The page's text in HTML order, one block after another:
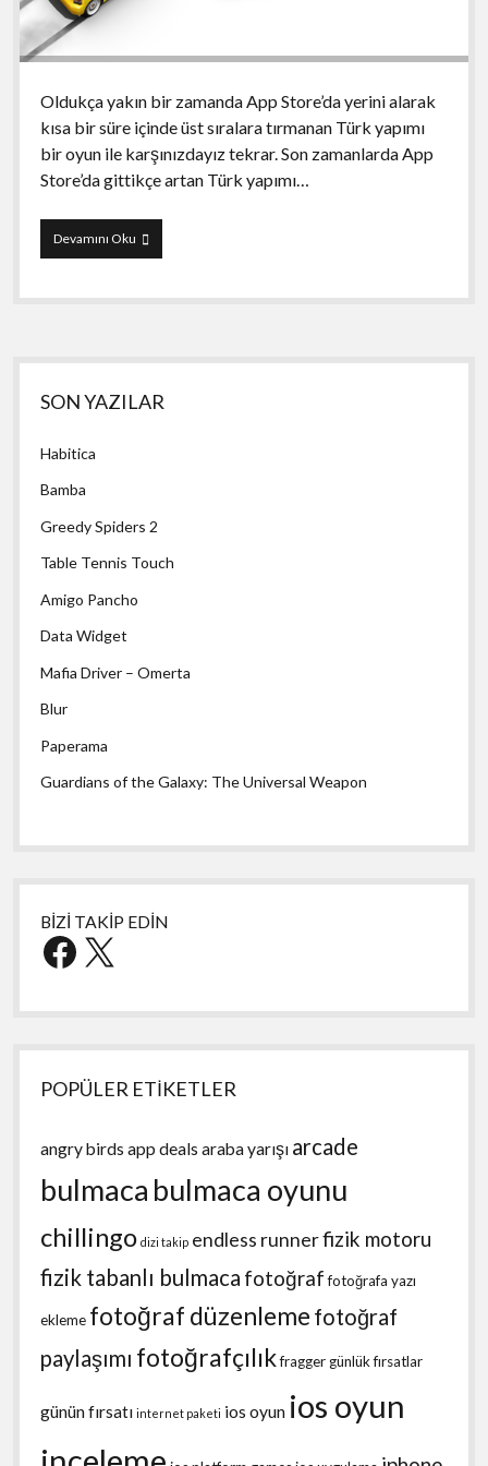
Oldukça yakın bir zamanda App Store’da yerini alarak
kısa bir süre içinde üst sıralara tırmanan Türk yapımı
bir oyun ile karşınızdayız tekrar. Son zamanlarda App
Store’da gittikçe artan Türk yapımı…
Devamını OkuTraffic
Racer
Yan
Menü
SON YAZILAR
Habitica
Bamba
Greedy Spiders 2
Table Tennis Touch
Amigo Pancho
Data Widget
Mafia Driver – Omerta
Blur
Paperama
Guardians of the Galaxy: The Universal Weapon
BİZİ TAKİP EDİN
Facebook
X
POPÜLER ETİKETLER
angry birds app deals araba yarışı arcade
bulmaca bulmaca oyunu
chillingo dizi takip endless runnerfizik motoru
fizik tabanlı bulmaca fotoğraf fotoğrafa yazı
ekleme fotoğraf düzenleme fotoğraf
paylaşımı fotoğrafçılıkfraggergünlük fırsatlar
günün fırsatı internet paketi ios oyun ios oyun